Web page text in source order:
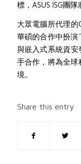
標，ASUS ISG團
大眾電腦所代理的
華碩的合作中扮
與嵌入式系統資安
手合作，將為全
境。
Share this entry